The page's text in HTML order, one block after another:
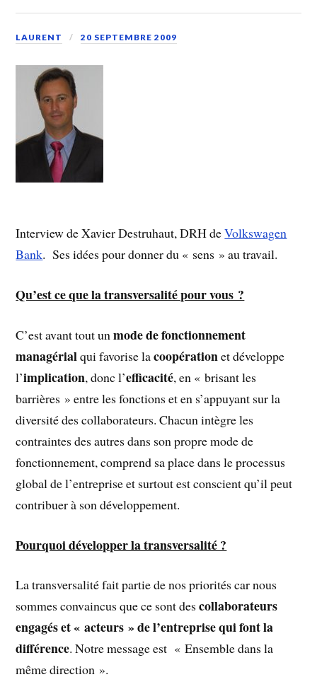
LAURENT 20 SEPTEMBRE 2009
Interview de Xavier Destruhaut, DRH deVolkswagen
Bank. Ses idées pour donner du « sens » au travail.
Qu’est ce que la transversalité pour vous ?
C’est avant tout unmode de fonctionnement
managérialqui favorise lacoopérationet développe
l’implication, donc l’efficacité, en « brisant les
barrières » entre les fonctions et en s’appuyant sur la
diversité des collaborateurs. Chacun intègre les
contraintes des autres dans son propre mode de
fonctionnement, comprend sa place dans le processus
global de l’entreprise et surtout est conscient qu’il peut
contribuer à son développement.
Pourquoi développer la transversalité ?
La transversalité fait partie de nos priorités car nous
sommes convaincus que ce sont descollaborateurs
engagés et « acteurs » de l’entreprise qui font la
différence. Notre message est « Ensemble dans la
même direction ».